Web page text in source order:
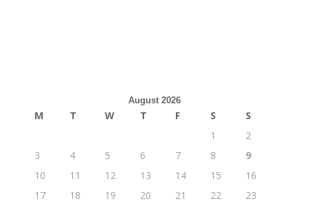
August 2026
M T W T F S
S
1
2
3
4 5 6 7 8
9
10
11 12 13 14 15
16
17
18 19 20 21 22
23